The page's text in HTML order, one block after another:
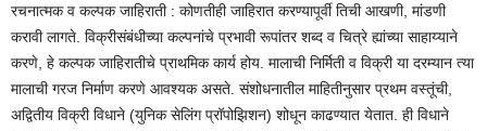
रचनात्मक व कल्पक जाहिराती : कोणतीही जाहिरात करण्यापूर्वी तिची आखणी, मांडणी
करावी लागते. विक्रीसंबंधीच्या कल्पनांचे प्रभावी रूपांतर शब्द व चित्रे ह्यांच्या साहाय्याने
करणे, हे कल्पक जाहिरातीचे प्राथमिक कार्य होय. मालाची निर्मिती व विक्री या दरम्यान त्या
मालाची गरज निर्माण करणे आवश्यक असते. संशोधनातील माहितीनुसार प्रथम वस्तूंची,
अद्वितीय विक्री विधाने (युनिक सेलिंग प्रॉपोझिशन) शोधून काढण्यात येतात. ही विधाने